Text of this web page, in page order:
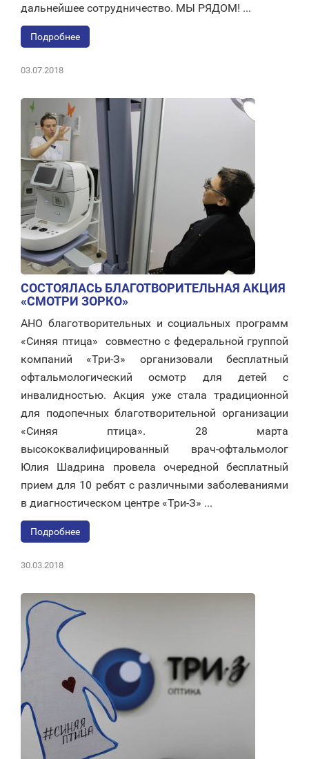
дальнейшее сотрудничество. МЫ РЯДОМ! ...
Подробнее
03.07.2018
СОСТОЯЛАСЬ БЛАГОТВОРИТЕЛЬНАЯ АКЦИЯ
«СМОТРИ ЗОРКО»
АНО благотворительных и социальных программ
«Синяя птица» совместно с федеральной группой
компаний «Три-З» организовали бесплатный
офтальмологический осмотр для детей с
инвалидностью. Акция уже стала традиционной
для подопечных благотворительной организации
«Синяя птица». 28 марта
высококвалифицированный врач-офтальмолог
Юлия Шадрина провела очередной бесплатный
прием для 10 ребят с различными заболеваниями
в диагностическом центре «Три-З» ...
Подробнее
30.03.2018